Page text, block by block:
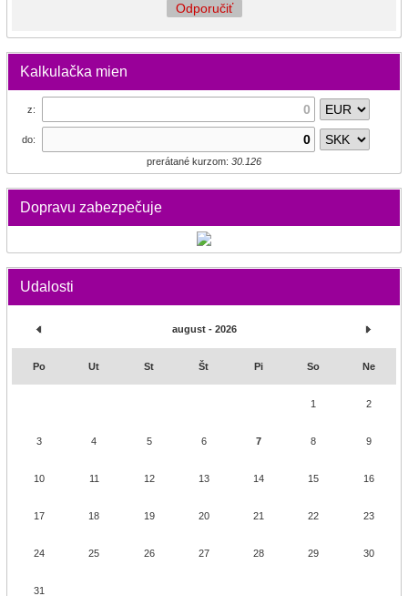
Odporučiť
Kalkulačka mien
z:
do:
prerátané kurzom: 30.126
Dopravu zabezpečuje
Udalosti
august - 2026
Po Ut St Št Pi So Ne
1 2
3 4 5 6 7 8 9
10 11 12 13 14 15 16
17 18 19 20 21 22 23
24 25 26 27 28 29 30
31